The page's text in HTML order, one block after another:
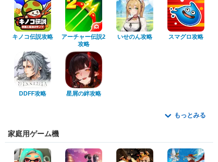
キノコ伝説攻略
アーチャー伝説2
攻略
いせのん攻略 スマグロ攻略
DDFF攻略 星屑の絆攻略
もっとみる
家庭用ゲーム機